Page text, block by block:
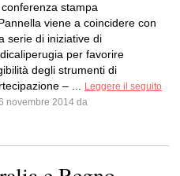
stampa
viene a coincidere con
serie di iniziative di
per favorire
degli strumenti di
– ...
Leggere il seguito
novembre 2014 da